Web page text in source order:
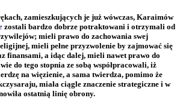
zamieszkujących je już wówczas, Karaimów
zostali bardzo dobrze potraktowani i otrzymali od
mieli prawo do zachowania swej
mieli pełne przyzwolenie by zajmować się
finansami, a idąc dalej, mieli nawet prawo do
do tego stopnia ze sobą współpracowali, iż
na więzienie, a sama twierdza, pomimo że
miała ciągle znaczenie strategiczne i w
ostatnią linię obrony.